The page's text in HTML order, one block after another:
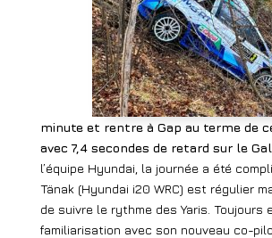
minute et rentre à Gap au terme de
avec 7,4 secondes de retard sur le
l’équipe Hyundai, la journée a été
Tänak (Hyundai i20 WRC) est régulier
de suivre le rythme des Yaris. Toujours
familiarisation avec son nouveau co-